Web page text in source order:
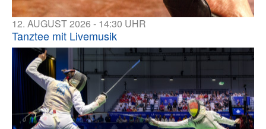
12. AUGUST 2026 - 14:30 UHR
Tanztee mit Livemusik